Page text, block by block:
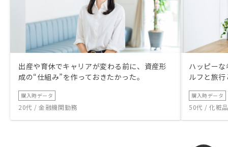
出産や育休でキャリアが変わる前に、資産形
成の“仕組み”を作っておきたかった。
購入時データ
20代 / 金融機関勤務
ハッピー
ルフと旅
購入時データ
50代 / 化粧